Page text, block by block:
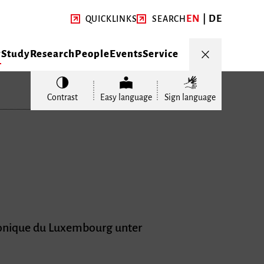
QUICKLINKS SEARCH EN DE
StudyResearchPeopleEventsService
Contrast Easy language Sign language
du Luxembourg unter